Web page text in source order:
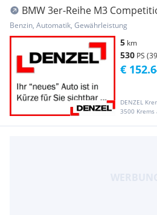
BMW 3er-Reihe M3
Touring Aut.
Benzin, Automatik, Gewährleistung
5 km
530 PS
DENZEL
3500
€